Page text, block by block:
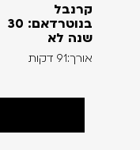
קרנבל
בנוטרדאם: 30
שנה לא
אורך:91 דקות